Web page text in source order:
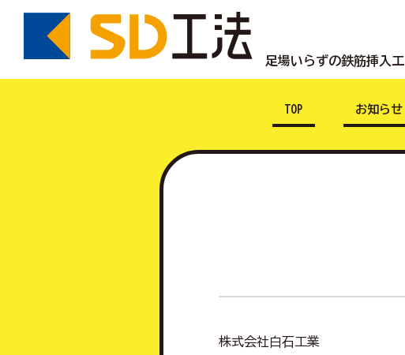
足場いらずの鉄筋挿入工
TOP お知らせ
株式会社白石工業